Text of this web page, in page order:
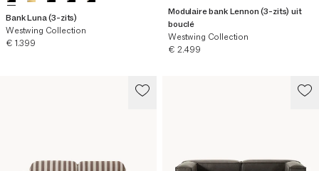
Bank Luna (3-zits)
Westwing Collection
Huidige prijs
€ 1.399
Modulaire bank Lennon (3-zits) uit
bouclé
Westwing Collection
Huidige prijs
€ 2.499